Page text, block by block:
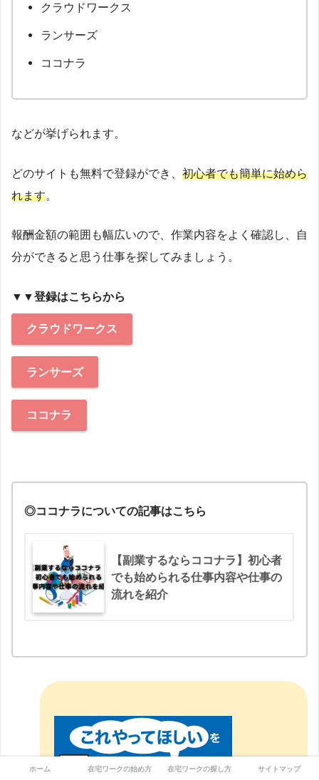
クラウドワークス
ランサーズ
ココナラ
などが挙げられます。
どのサイトも無料で登録ができ、 初心者でも簡単に始めら
れます。
報酬金額の範囲も幅広いので、作業内容をよく確認し、自
分ができると思う仕事を探してみましょう。
▼▼登録はこちらから
クラウドワークス
ランサーズ
ココナラ
◎ココナラについての記事はこちら
【副業するならココナラ】初心者
でも始められる仕事内容や仕事の
流れを紹介
ホーム 在宅ワークの始め方 在宅ワークの探し方 サイトマップ